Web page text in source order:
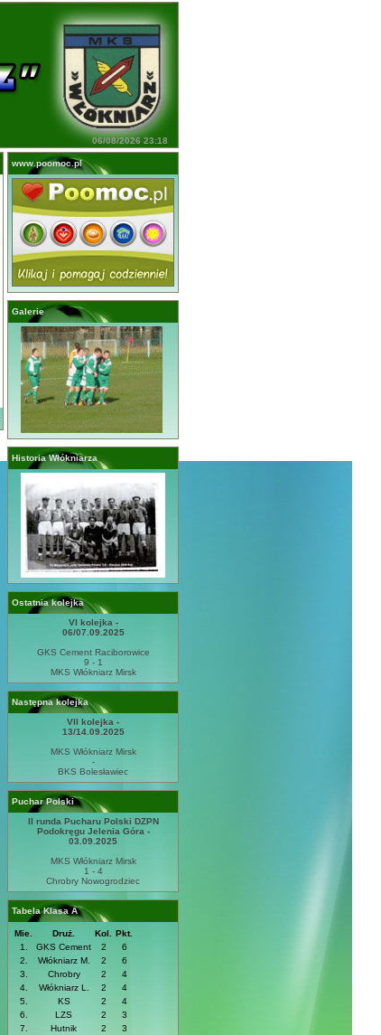
06/08/2026 23:18
www.poomoc.pl
Galerie
Historia Włókniarza
Ostatnia kolejka
VI kolejka -
06/07.09.2025
GKS Cement Raciborowice
9 - 1
MKS Włókniarz Mirsk
Następna kolejka
VII kolejka -
13/14.09.2025
MKS Włókniarz Mirsk
-
BKS Bolesławiec
Puchar Polski
II runda Pucharu Polski DZPN
Podokręgu Jelenia Góra -
03.09.2025
MKS Włókniarz Mirsk
1 - 4
Chrobry Nowogrodziec
Tabela Klasa A
Mie. Druż. Kol.
Pkt.
1.
GKS Cement 2
6
2.
Włókniarz M. 2
6
3.
Chrobry 2
4
4.
Włókniarz L. 2
4
5.
KS 2
4
6.
LZS 2
3
7.
Hutnik 2
3